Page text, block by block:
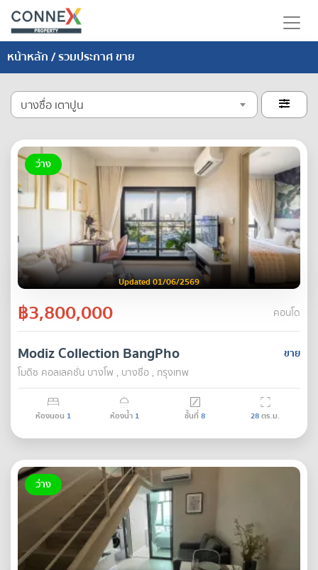
หน้าหลัก/ รวมประกาศ ขาย
บางซื่อ เตาปูน 
ว่าง
Updated 01/06/2569
฿3,800,000 คอนโด
ขาย
Modiz Collection BangPho
โมดิซ คอลเลคชั่น บางโพ , บางซื่อ , กรุงเทพ
ห้องนอน 1 ห้องน้ำ 1 ชั้นที่8 28ตร.ม.
ว่าง